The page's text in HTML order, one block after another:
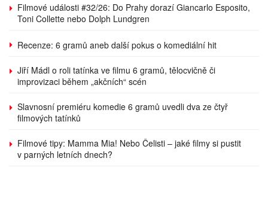
Filmové události #32/26: Do Prahy dorazí Giancarlo Esposito,
Toni Collette nebo Dolph Lundgren
Recenze: 6 gramů aneb další pokus o komediální hit
Jiří Mádl o roli tatínka ve filmu 6 gramů, tělocvičně či
improvizaci během „akčních“ scén
Slavnosní premiéru komedie 6 gramů uvedli dva ze čtyř
filmových tatínků
Filmové tipy: Mamma Mia! Nebo Čelisti – jaké filmy si pustit
v parných letních dnech?